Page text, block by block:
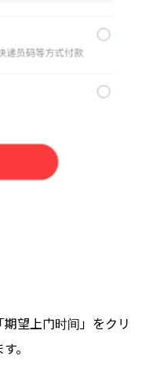
望上门时间」をクリ
。